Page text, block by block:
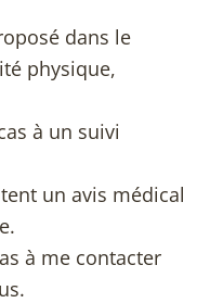
dans le
physique,
à un suivi
un avis médical
à me contacter